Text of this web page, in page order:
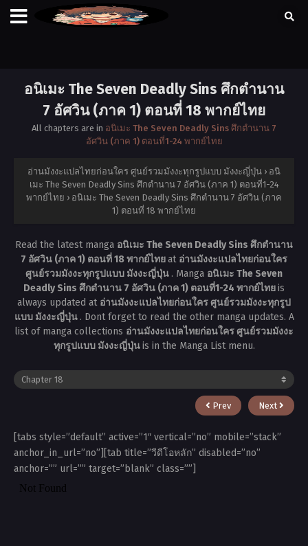
อนิเมะ The Seven Deadly Sins ศึกตำนาน
7 อัศวิน (ภาค 1) ตอนที่ 18 พากย์ไทย
All chapters are in อนิเมะ The Seven Deadly Sins ศึกตำนาน 7
อัศวิน (ภาค 1) ตอนที่1-24 พากย์ไทย
อ่านมังงะแปลไทยก่อนใคร ศูนย์รวมมังงะทุกรูปแบบ มังงะญี่ปุ่น › อนิ
เมะ The Seven Deadly Sins ศึกตำนาน 7 อัศวิน (ภาค 1) ตอนที่1-24
พากย์ไทย › อนิเมะ The Seven Deadly Sins ศึกตำนาน 7 อัศวิน (ภาค
1) ตอนที่ 18 พากย์ไทย
Read the latest manga อนิเมะ The Seven Deadly Sins ศึกตำนาน
7 อัศวิน (ภาค 1) ตอนที่ 18 พากย์ไทยat อ่านมังงะแปลไทยก่อนใคร
ศูนย์รวมมังงะทุกรูปแบบ มังงะญี่ปุ่น . Manga อนิเมะ The Seven
Deadly Sins ศึกตำนาน 7 อัศวิน (ภาค 1) ตอนที่1-24 พากย์ไทยis
always updated at อ่านมังงะแปลไทยก่อนใคร ศูนย์รวมมังงะทุกรูป
แบบ มังงะญี่ปุ่น . Dont forget to read the other manga updates. A
list of manga collections อ่านมังงะแปลไทยก่อนใคร ศูนย์รวมมังงะ
ทุกรูปแบบ มังงะญี่ปุ่นis in the Manga List menu.
Prev Next
[tabs style=”default” active=”1″ vertical=”no” mobile=”stack”
anchor_in_url=”no”][tab title=”วีดีโอหลัก” disabled=”no”
anchor=”” url=”” target=”blank” class=””]